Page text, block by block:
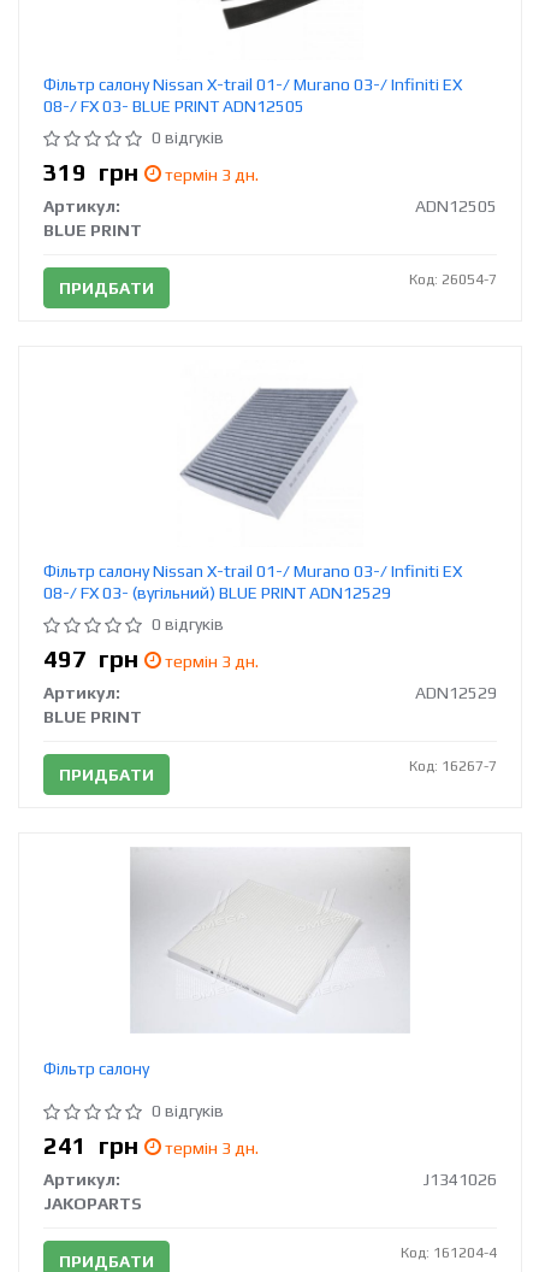
Фільтр салону Nissan X-trail 01-/ Murano 03-/ Infiniti EX
08-/ FX 03- BLUE PRINT ADN12505
0 відгуків
319 грн
термін 3 дн.
Артикул:
ADN12505
BLUE PRINT
ПРИДБАТИ Код: 26054-7
Фільтр салону Nissan X-trail 01-/ Murano 03-/ Infiniti EX
08-/ FX 03- (вугільний) BLUE PRINT ADN12529
0 відгуків
497 грн
термін 3 дн.
Артикул:
ADN12529
BLUE PRINT
ПРИДБАТИ Код: 16267-7
Фільтр салону
0 відгуків
241 грн
термін 3 дн.
Артикул:
J1341026
JAKOPARTS
ПРИДБАТИ Код: 161204-4